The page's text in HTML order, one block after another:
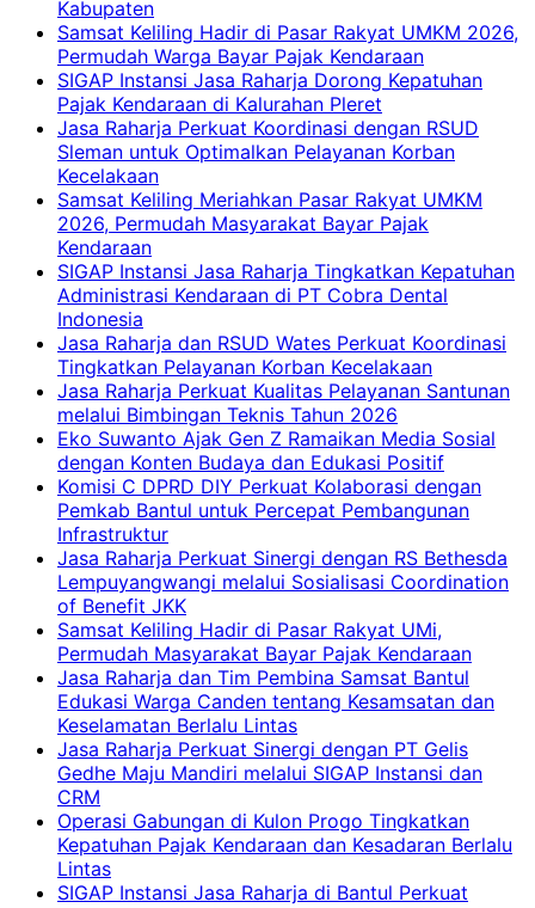
Kabupaten
Samsat Keliling Hadir di Pasar Rakyat UMKM 2026,
Permudah Warga Bayar Pajak Kendaraan
SIGAP Instansi Jasa Raharja Dorong Kepatuhan
Pajak Kendaraan di Kalurahan Pleret
Jasa Raharja Perkuat Koordinasi dengan RSUD
Sleman untuk Optimalkan Pelayanan Korban
Kecelakaan
Samsat Keliling Meriahkan Pasar Rakyat UMKM
2026, Permudah Masyarakat Bayar Pajak
Kendaraan
SIGAP Instansi Jasa Raharja Tingkatkan Kepatuhan
Administrasi Kendaraan di PT Cobra Dental
Indonesia
Jasa Raharja dan RSUD Wates Perkuat Koordinasi
Tingkatkan Pelayanan Korban Kecelakaan
Jasa Raharja Perkuat Kualitas Pelayanan Santunan
melalui Bimbingan Teknis Tahun 2026
Eko Suwanto Ajak Gen Z Ramaikan Media Sosial
dengan Konten Budaya dan Edukasi Positif
Komisi C DPRD DIY Perkuat Kolaborasi dengan
Pemkab Bantul untuk Percepat Pembangunan
Infrastruktur
Jasa Raharja Perkuat Sinergi dengan RS Bethesda
Lempuyangwangi melalui Sosialisasi Coordination
of Benefit JKK
Samsat Keliling Hadir di Pasar Rakyat UMi,
Permudah Masyarakat Bayar Pajak Kendaraan
Jasa Raharja dan Tim Pembina Samsat Bantul
Edukasi Warga Canden tentang Kesamsatan dan
Keselamatan Berlalu Lintas
Jasa Raharja Perkuat Sinergi dengan PT Gelis
Gedhe Maju Mandiri melalui SIGAP Instansi dan
CRM
Operasi Gabungan di Kulon Progo Tingkatkan
Kepatuhan Pajak Kendaraan dan Kesadaran Berlalu
Lintas
SIGAP Instansi Jasa Raharja di Bantul Perkuat